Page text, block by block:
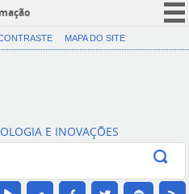
CORONAVÍRUS (COVID-19)
Canais
MAPA DO SITE
E INOVAÇÕES